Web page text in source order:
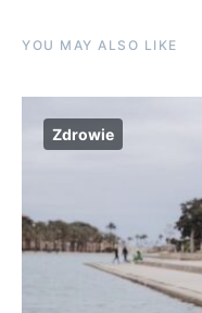
YOU MAY ALSO LIKE
Zdrowie